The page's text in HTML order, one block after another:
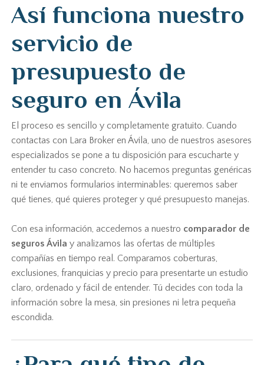
Así funciona nuestro
servicio de
presupuesto de
seguro en Ávila
El proceso es sencillo y completamente gratuito. Cuando
contactas con Lara Broker en Ávila, uno de nuestros asesores
especializados se pone a tu disposición para escucharte y
entender tu caso concreto. No hacemos preguntas genéricas
ni te enviamos formularios interminables: queremos saber
qué tienes, qué quieres proteger y qué presupuesto manejas.
Con esa información, accedemos a nuestro comparador de
seguros Ávila y analizamos las ofertas de múltiples
compañías en tiempo real. Comparamos coberturas,
exclusiones, franquicias y precio para presentarte un estudio
claro, ordenado y fácil de entender. Tú decides con toda la
información sobre la mesa, sin presiones ni letra pequeña
escondida.